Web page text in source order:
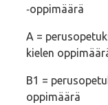
‑oppimäärä
A =
kielen
B1 =
oppimäärä